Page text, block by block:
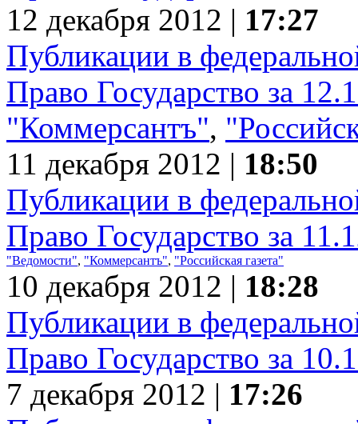
12 декабря 2012 | 17:27
Публикации в
Право Государство за
"Коммерсантъ",
11 декабря 2012 | 18:50
Публикации в
Право Государство за
"Ведомости", "Коммерсантъ", "Российская газета"
10 декабря 2012 | 18:28
Публикации в
Право Государство за
7 декабря 2012 | 17:26